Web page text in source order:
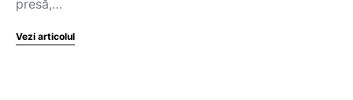
presă,…
Vezi articolul